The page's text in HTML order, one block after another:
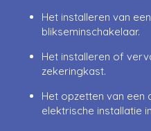
Het installeren van
blikseminschakelaar.
Het installeren of
zekeringkast.
Het opzetten van
elektrische installatie